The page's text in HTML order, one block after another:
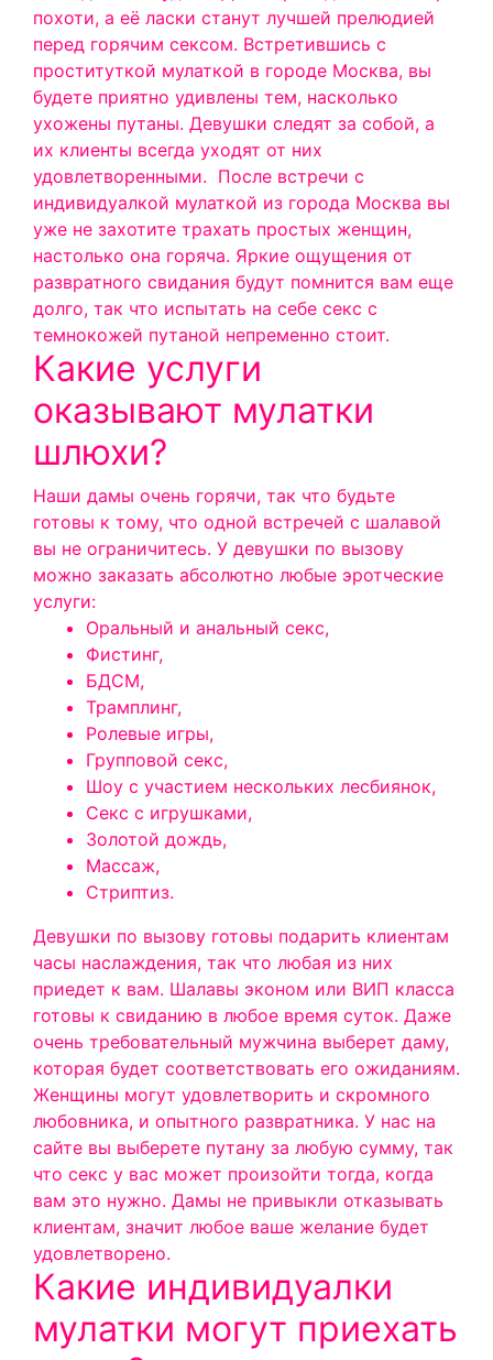
похоти, а её ласки станут лучшей прелюдией
перед горячим сексом. Встретившись с
проституткой мулаткой в городе Москва, вы
будете приятно удивлены тем, насколько
ухожены путаны. Девушки следят за собой, а
их клиенты всегда уходят от них
удовлетворенными. После встречи с
индивидуалкой мулаткой из города Москва вы
уже не захотите трахать простых женщин,
настолько она горяча. Яркие ощущения от
развратного свидания будут помнится вам еще
долго, так что испытать на себе секс с
темнокожей путаной непременно стоит.
Какие услуги
оказывают мулатки
шлюхи?
Наши дамы очень горячи, так что будьте
готовы к тому, что одной встречей с шалавой
вы не ограничитесь. У девушки по вызову
можно заказать абсолютно любые эротческие
услуги:
Оральный и анальный секс,
Фистинг,
БДСМ,
Трамплинг,
Ролевые игры,
Групповой секс,
Шоу с участием нескольких лесбиянок,
Секс с игрушками,
Золотой дождь,
Массаж,
Стриптиз.
Девушки по вызову готовы подарить клиентам
часы наслаждения, так что любая из них
приедет к вам. Шалавы эконом или ВИП класса
готовы к свиданию в любое время суток. Даже
очень требовательный мужчина выберет даму,
которая будет соответствовать его ожиданиям.
Женщины могут удовлетворить и скромного
любовника, и опытного развратника. У нас на
сайте вы выберете путану за любую сумму, так
что секс у вас может произойти тогда, когда
вам это нужно. Дамы не привыкли отказывать
клиентам, значит любое ваше желание будет
удовлетворено.
Какие индивидуалки
мулатки могут приехать